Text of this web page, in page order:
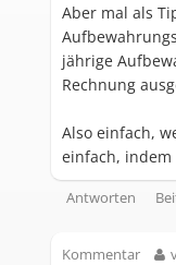
Aber mal als
jährige
Rechnung
Also einfach,
einfach, indem
Antworten
Kommentar